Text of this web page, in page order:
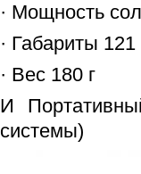
· Мощность
· Габариты
· Вес 180 г
И
системы)